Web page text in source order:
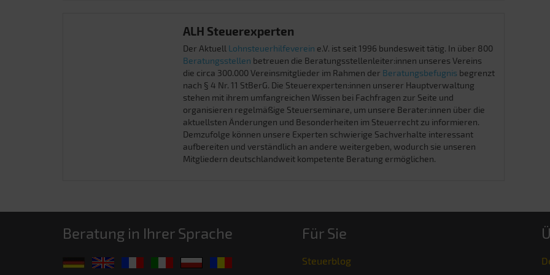
ALH Steuerexperten
Der Aktuell Lohnsteuerhilfeverein e.V. ist seit 1996 bundesweit tätig. In über 800
Beratungsstellen betreuen die Beratungsstellenleiter:innen unseres Vereins
die circa 300.000 Vereinsmitglieder im Rahmen der Beratungsbefugnis begrenzt
nach § 4 Nr. 11 StBerG. Die Steuerexperten:innen unserer Hauptverwaltung
stehen mit ihrem umfangreichen Wissen bei Fachfragen zur Seite und
organisieren regelmäßige Steuerseminare, um unsere Berater:innen über die
aktuellsten Änderungen und Besonderheiten im Steuerrecht zu informieren.
Demzufolge können unsere Experten schwierige Sachverhalte interessant
aufbereiten und verständlich an andere weitergeben, wodurch sie unseren
Mitgliedern deutschlandweit kompetente Beratung ermöglichen.
Beratung in Ihrer Sprache Für Sie
Steuerblog